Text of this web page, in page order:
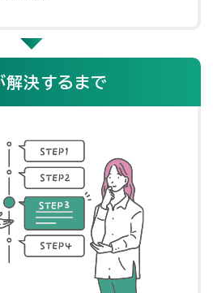
解決するまで